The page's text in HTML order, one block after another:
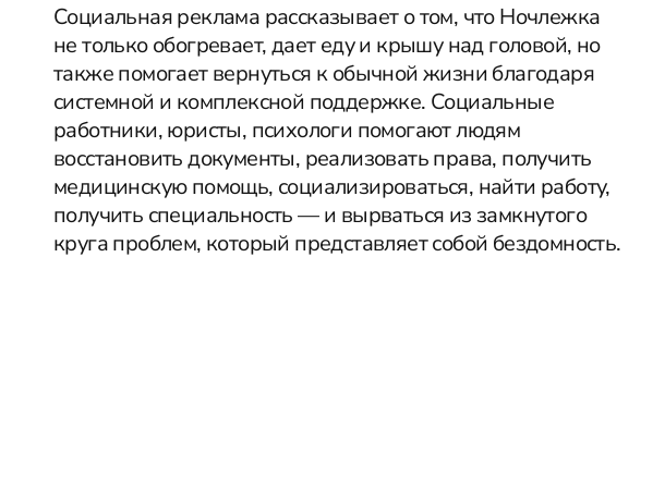
Социальная реклама рассказывает о том, что Ночлежка
не только обогревает, дает еду и крышу над головой, но
также помогает вернуться к обычной жизни благодаря
системной и комплексной поддержке. Социальные
работники, юристы, психологи помогают людям
восстановить документы, реализовать права, получить
медицинскую помощь, социализироваться, найти работу,
получить специальность — и вырваться из замкнутого
круга проблем, который представляет собой бездомность.